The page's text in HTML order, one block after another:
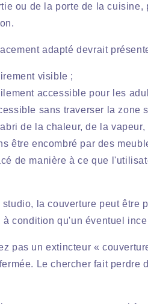
ou de la porte de la
adapté devrait
visible ;
accessible pour les
sans traverser la zone
de la chaleur, de la
être encombré par des
de manière à ce que
studio, la couverture peut
à condition qu'un éventuel
pas un extincteur «
Le chercher fait perdre